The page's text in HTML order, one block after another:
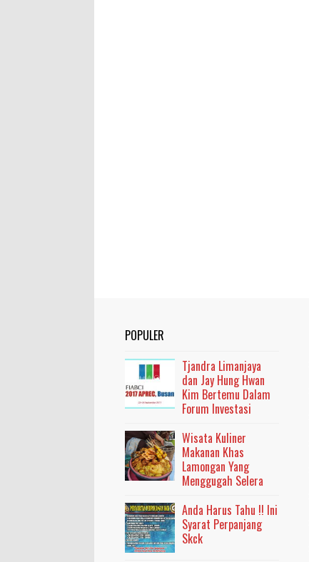
POPULER
Tjandra Limanjaya
dan Jay Hung Hwan
Kim Bertemu Dalam
Forum Investasi
Wisata Kuliner
Makanan Khas
Lamongan Yang
Menggugah Selera
Anda Harus Tahu !! Ini
Syarat Perpanjang
Skck